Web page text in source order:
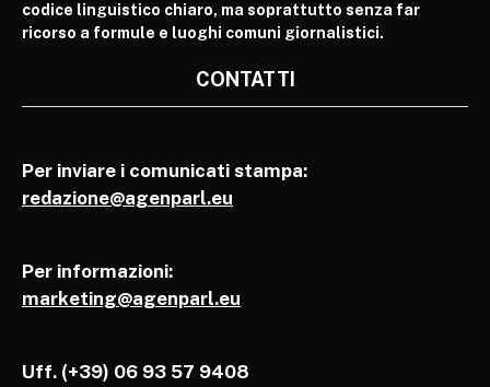
codice linguistico chiaro, ma soprattutto senza far
ricorso a formule e luoghi comuni giornalistici.
CONTATTI
Per inviare i comunicati stampa:
redazione@agenparl.eu
Per informazioni:
marketing@agenparl.eu
Uff. (+39) 06 93 57 9408